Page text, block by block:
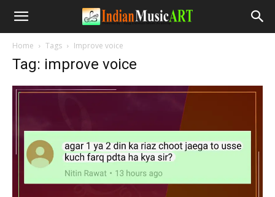
Home Tags Improve voice
Tag: improve voice